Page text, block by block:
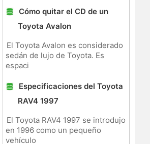
Cómo quitar el CD de un
Toyota Avalon
El Toyota Avalon es considerado
sedán de lujo de Toyota. Es
espaci
Especificaciones del Toyota
RAV4 1997
El Toyota RAV4 1997 se introdujo
en 1996 como un pequeño
vehículo